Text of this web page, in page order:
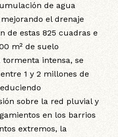
de agua
el drenaje
de estas 825 cuadras e
m² de suelo
intensa, se
1 y 2 millones de
sobre la red pluvial y
en los barrios
extremos, la